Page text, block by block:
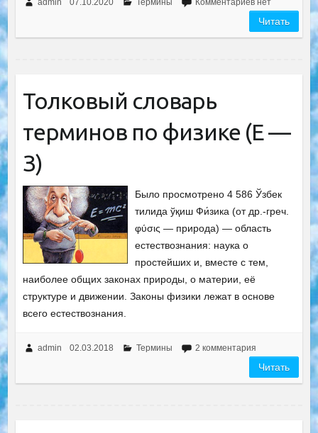
admin 07.10.2020 Термины Комментариев нет
Читать
Толковый словарь
терминов по физике (Е —
З)
Было просмотрено 4 586 Ўзбек
тилида ўқиш Фи́зика (от др.-греч.
φύσις — природа) — область
естествознания: наука о
простейших и, вместе с тем,
наиболее общих законах природы, о материи, её
структуре и движении. Законы физики лежат в основе
всего естествознания.
admin 02.03.2018 Термины 2 комментария
Читать